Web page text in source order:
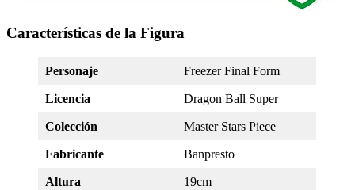
Características de la Figura
Personaje Freezer Final Form
Licencia Dragon Ball Super
Colección Master Stars Piece
Fabricante Banpresto
Altura 19cm